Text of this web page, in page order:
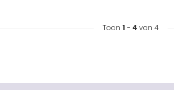
Toon 1 - 4 van 4